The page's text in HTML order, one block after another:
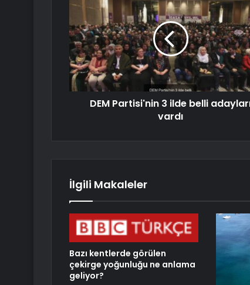
DEM Partisi'nin 3 ilde belli
vardı
İlgili Makaleler
Bazı kentlerde görülen
çekirge yoğunluğu ne anlama
geliyor?